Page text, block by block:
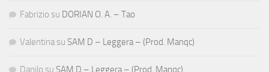
Fabrizio su DORIAN O. A. – Tao
Valentina su SAM D – Leggera – (Prod. Manqc)